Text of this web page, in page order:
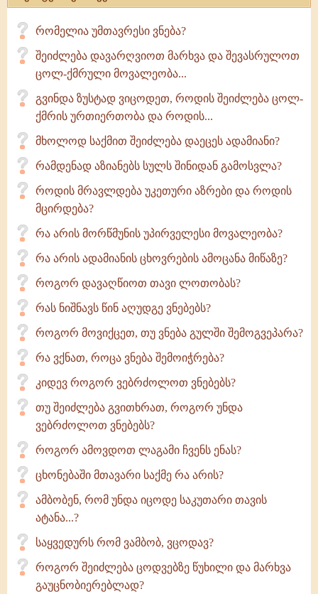
რომელია უმთავრესი ვნება?
შეიძლება დავარღვიოთ მარხვა და შევასრულოთ
ცოლ-ქმრული მოვალეობა...
გვინდა ზუსტად ვიცოდეთ, როდის შეიძლება ცოლ-
ქმრის ურთიერთობა და როდის...
მხოლოდ საქმით შეიძლება დაეცეს ადამიანი?
რამდენად აზიანებს სულს შინიდან გამოსვლა?
როდის მრავლდება უკეთური აზრები და როდის
მცირდება?
რა არის მორწმუნის უპირველესი მოვალეობა?
რა არის ადამიანის ცხოვრების ამოცანა მიწაზე?
როგორ დავაღწიოთ თავი ლოთობას?
რას ნიშნავს წინ აღუდგე ვნებებს?
როგორ მოვიქცეთ, თუ ვნება გულში შემოგვეპარა?
რა ვქნათ, როცა ვნება შემოიჭრება?
კიდევ როგორ ვებრძოლოთ ვნებებს?
თუ შეიძლება გვითხრათ, როგორ უნდა
ვებრძოლოთ ვნებებს?
როგორ ამოვდოთ ლაგამი ჩვენს ენას?
ცხონებაში მთავარი საქმე რა არის?
ამბობენ, რომ უნდა იცოდე საკუთარი თავის
ატანა...?
საყვედურს რომ ვამბობ, ვცოდავ?
როგორ შეიძლება ცოდვებზე წუხილი და მარხვა
გაუცნობიერებლად?